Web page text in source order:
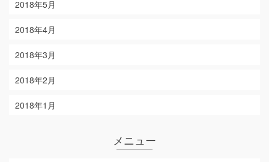
2018年5月
2018年4月
2018年3月
2018年2月
2018年1月
メニュー